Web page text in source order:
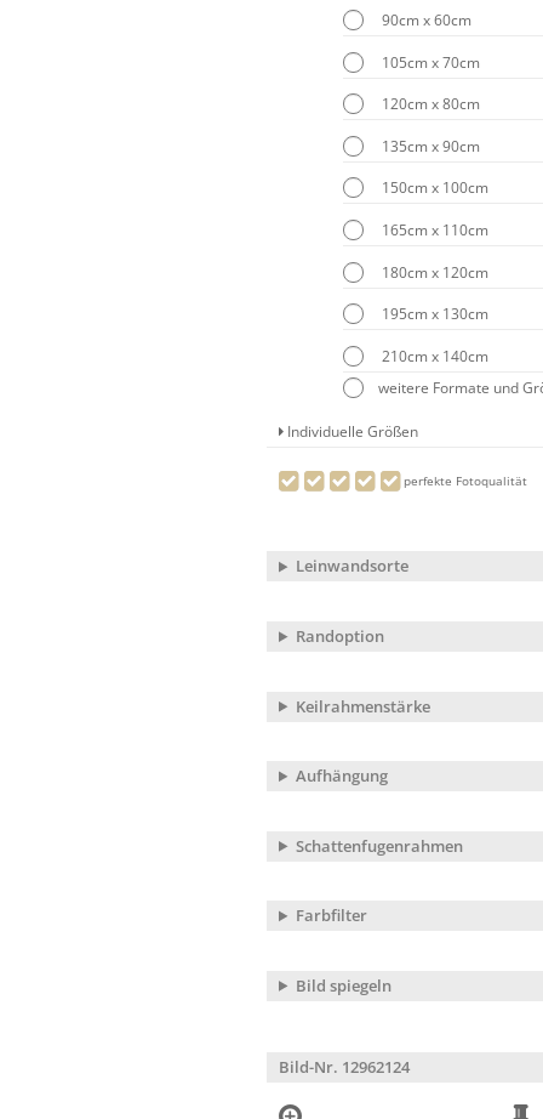
90cm x 60cm
105cm x 70cm
120cm x 80cm
135cm x 90cm
150cm x 100cm
165cm x 110cm
180cm x 120cm
195cm x 130cm
210cm x 140cm
weitere Formate und
Individuelle Größen
perfekte Fotoqualität
Leinwandsorte
Randoption
Keilrahmenstärke
Aufhängung
Schattenfugenrahmen
Farbfilter
Bild spiegeln
Bild-Nr. 12962124